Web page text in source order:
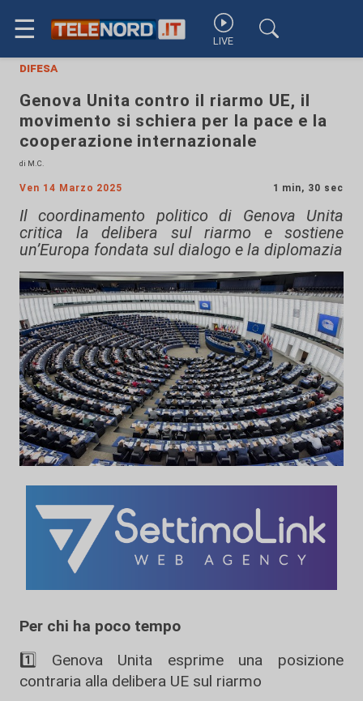
☰ LIVE
difesa
Genova Unita contro il riarmo UE, il
movimento si schiera per la pace e la
cooperazione internazionale
di M.C.
Ven 14 Marzo 2025 1 min, 30 sec
Il coordinamento politico di Genova Unita
critica la delibera sul riarmo e sostiene
un’Europa fondata sul dialogo e la diplomazia
Per chi ha poco tempo
1️⃣ Genova Unita esprime una posizione
contraria alla delibera UE sul riarmo